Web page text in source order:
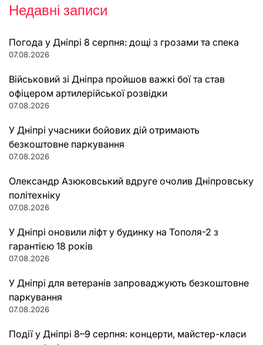
Недавні записи
Погода у Дніпрі 8 серпня: дощі з грозами та спека
07.08.2026
Військовий зі Дніпра пройшов важкі бої та став
офіцером артилерійської розвідки
07.08.2026
У Дніпрі учасники бойових дій отримають
безкоштовне паркування
07.08.2026
Олександр Азюковський вдруге очолив Дніпровську
політехніку
07.08.2026
У Дніпрі оновили ліфт у будинку на Тополя-2 з
гарантією 18 років
07.08.2026
У Дніпрі для ветеранів запроваджують безкоштовне
паркування
07.08.2026
Події у Дніпрі 8–9 серпня: концерти, майстер-класи